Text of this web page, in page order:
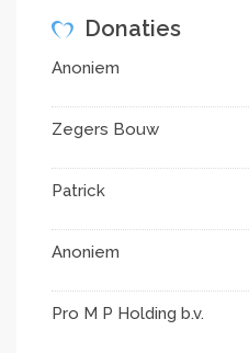
Donaties
Anoniem
Zegers Bouw
Patrick
Anoniem
Pro M P Holding b.v.